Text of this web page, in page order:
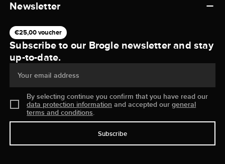
Newsletter
€25,00 voucher
Subscribe to our Brogle newsletter and stay
up-to-date.
Your email address
By selecting continue you confirm that you have read our
data protection information and accepted ourgeneral
terms and conditions.
Subscribe